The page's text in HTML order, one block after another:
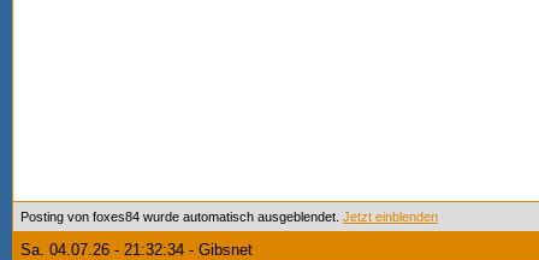
Posting von foxes84 wurde automatisch ausgeblendet. Jetzt einblenden
Sa. 04.07.26 - 21:32:34 - Gibsnet